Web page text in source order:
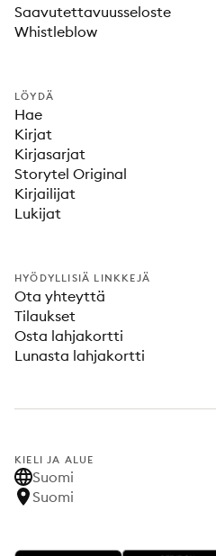
Saavutettavuusseloste
Whistleblow
LÖYDÄ
Hae
Kirjat
Kirjasarjat
Storytel Original
Kirjailijat
Lukijat
HYÖDYLLISIÄ LINKKEJÄ
Ota yhteyttä
Tilaukset
Osta lahjakortti
Lunasta lahjakortti
KIELI JA ALUE
Suomi
Suomi